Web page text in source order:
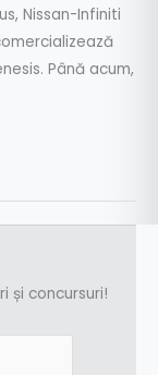
Nissan-Infiniti
Până acum,
și concursuri!